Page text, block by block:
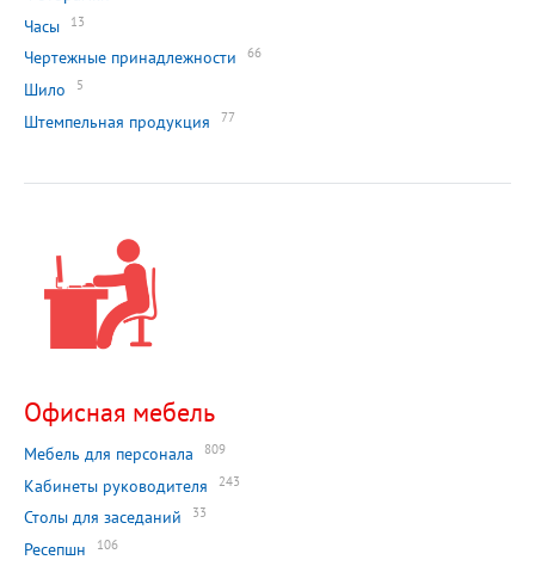
Часы 13
Чертежные принадлежности 66
Шило 5
Штемпельная продукция 77
Офисная мебель
Мебель для персонала 809
Кабинеты руководителя 243
Столы для заседаний 33
Ресепшн 106